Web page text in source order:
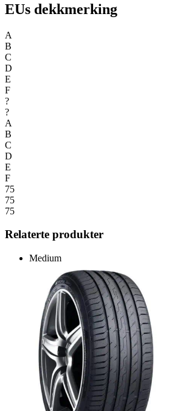
EUs dekkmerking
A
B
C
D
E
F
?
?
A
B
C
D
E
F
75
75
75
Relaterte produkter
Medium